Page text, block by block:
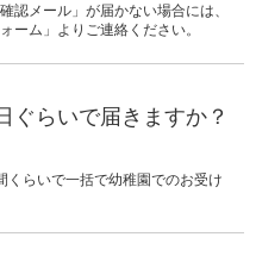
認メール」が届かない場合には、
ーム」よりご連絡ください。
ぐらいで届きますか？
くらいで一括で幼稚園でのお受け